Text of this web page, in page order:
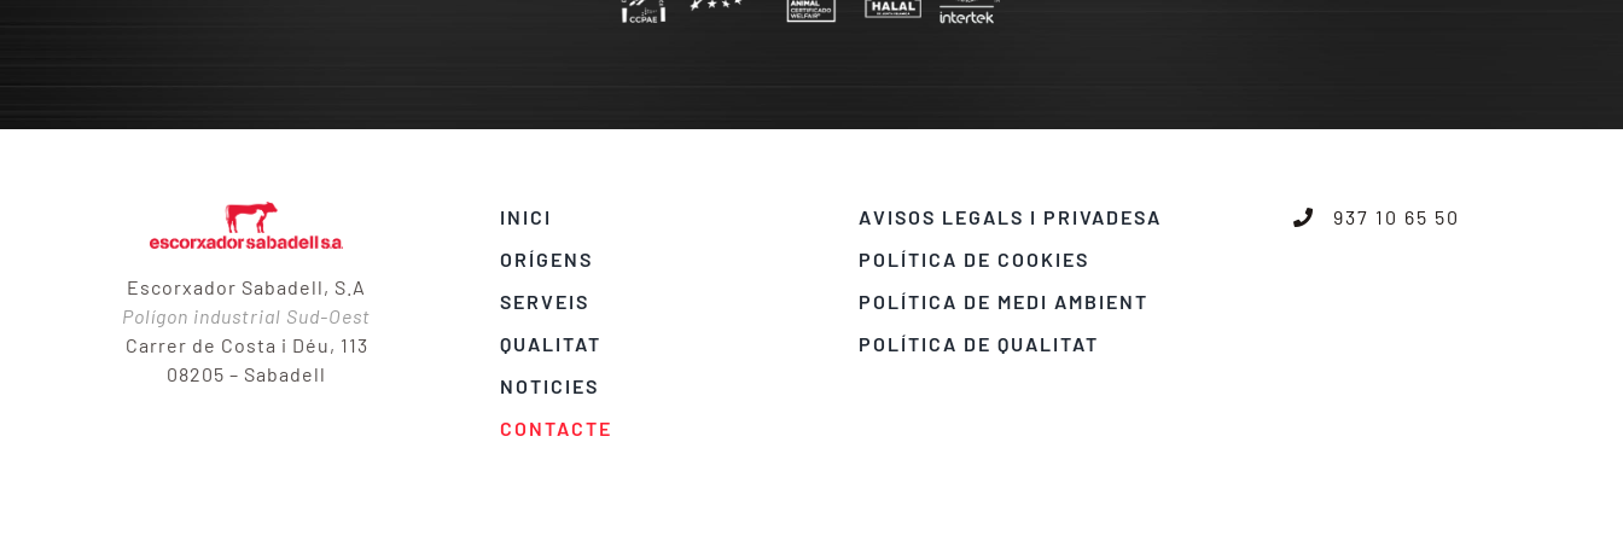
Escorxador Sabadell, S.A
Polígon industrial Sud-Oest
Carrer de Costa i Déu, 113
08205 – Sabadell
INICI
ORÍGENS
SERVEIS
QUALITAT
NOTICIES
CONTACTE
AVISOS LEGALS I PRIVADESA
POLÍTICA DE COOKIES
POLÍTICA DE MEDI AMBIENT
POLÍTICA DE QUALITAT
937 10 65 50